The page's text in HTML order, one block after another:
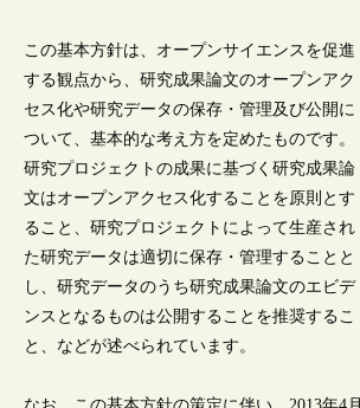
この基本方針は、オープンサイエンスを促進
する観点から、研究成果論文のオープンアク
セス化や研究データの保存・管理及び公開に
ついて、基本的な考え方を定めたものです。
研究プロジェクトの成果に基づく研究成果論
文はオープンアクセス化することを原則とす
ること、研究プロジェクトによって生産され
た研究データは適切に保存・管理することと
し、研究データのうち研究成果論文のエビデ
ンスとなるものは公開することを推奨するこ
と、などが述べられています。